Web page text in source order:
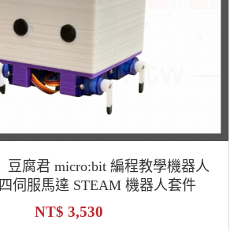
豆腐君 micro:bit 編程教學機器人
伺服馬達 STEAM 機器人套件
3,530